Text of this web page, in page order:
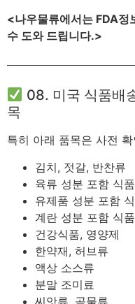
<나우물류에서는 FDA정
수 도와 드립니다.>
08. 미국 식품배
목
특히 아래 품목은 사전
김치, 젓갈, 반찬류
육류 성분 포함 식품
유제품 성분 포함
계란 성분 포함 식품
건강식품, 영양제
한약재, 허브류
액상 소스류
분말 조미료
씨앗류, 곡물류